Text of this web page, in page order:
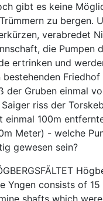
gibt es keine
zu bergen.
verabredet
die Pumpen
ertrinken und
der Gruben einmal
riss der
einmal 100m
Meter) - welche
gewesen sein?
Yngen consists of